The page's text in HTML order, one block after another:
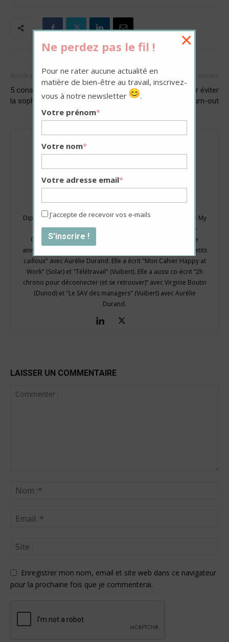
Article précédent
5 conseils pour vous mettre à
la sophrologie
Télétravail : 3 clés pour éviter
le burn-out
Fabienne Broucaret
Diplômée de Sciences-Po Paris, Fabienne Broucaret a fondé My
Happy Job en 2016. Elle est aussi la rédactrice en chef de
Courrier Cadres, Rebondir et L'Officiel de la franchise. Elle
anime le podcast "Good Job" et co-anime le podcast "Les petits
cailloux" avec Aurélie Durand. Elle a écrit "Mon Cahier Happy at
Work" (Solar) et "Télétravail" (Vuibert). Elle a aussi co-écrit “2h
chrono pour déconnecter (et se retrouver)” avec Virginie Boutin
(Dunod) et "Le SAV des managers" (Vuibert) avec Aurélie
Durand.
LAISSER UN COMMENTAIRE
Enregistrer mon nom, email et site web dans ce navigateur
pour la prochaine fois que je commenterai.
Ne perdez pas le fil !
Pour ne rater aucune actualité en
matière de bien-être au travail, inscrivez-
vous à notre newsletter
.
Votre prénom*
Votre nom*
Votre adresse email*
J'accepte de recevoir vos e-mails
×